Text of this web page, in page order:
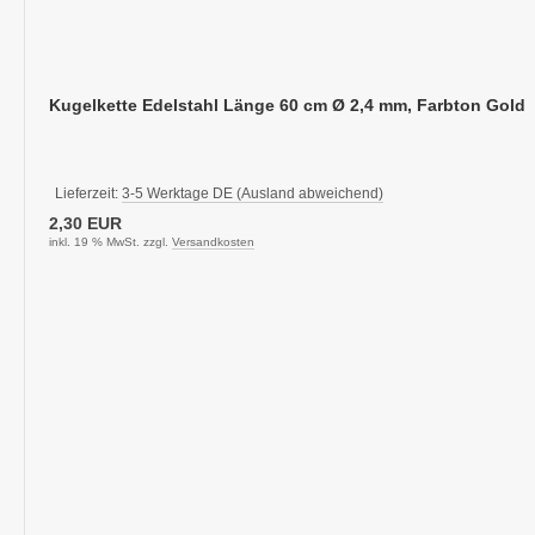
Kugelkette Edelstahl Länge 60 cm Ø 2,4 mm, Farbton Gold
Lieferzeit: 3-5 Werktage DE (Ausland abweichend)
2,30 EUR
inkl. 19 % MwSt. zzgl. Versandkosten